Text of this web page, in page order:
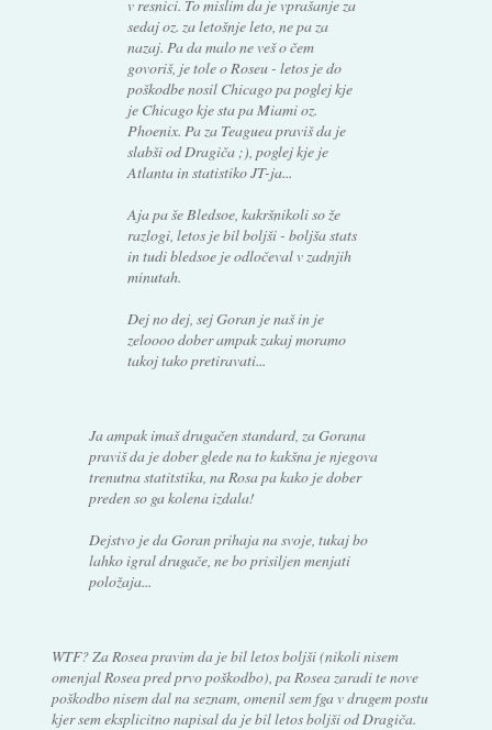
v resnici. To mislim da je vprašanje za
sedaj oz. za letošnje leto, ne pa za
nazaj. Pa da malo ne veš o čem
govoriš, je tole o Roseu - letos je do
poškodbe nosil Chicago pa poglej kje
je Chicago kje sta pa Miami oz.
Phoenix. Pa za Teaguea praviš da je
slabši od Dragiča ;), poglej kje je
Atlanta in statistiko JT-ja...
Aja pa še Bledsoe, kakršnikoli so že
razlogi, letos je bil boljši - boljša stats
in tudi bledsoe je odločeval v zadnjih
minutah.
Dej no dej, sej Goran je naš in je
zeloooo dober ampak zakaj moramo
takoj tako pretiravati...
Ja ampak imaš drugačen standard, za Gorana
praviš da je dober glede na to kakšna je njegova
trenutna statitstika, na Rosa pa kako je dober
preden so ga kolena izdala!
Dejstvo je da Goran prihaja na svoje, tukaj bo
lahko igral drugače, ne bo prisiljen menjati
položaja...
WTF? Za Rosea pravim da je bil letos boljši (nikoli nisem
omenjal Rosea pred prvo poškodbo), pa Rosea zaradi te nove
poškodbo nisem dal na seznam, omenil sem fga v drugem postu
kjer sem eksplicitno napisal da je bil letos boljši od Dragiča.